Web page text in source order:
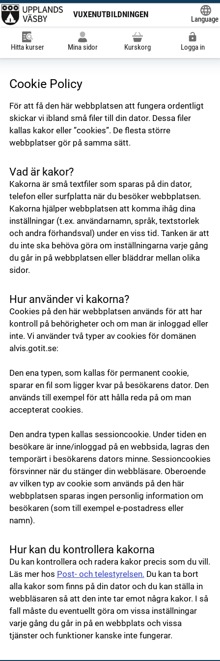
VUXENUTBILDNINGEN
Language
Hitta kurser Mina sidor Kurskorg Logga in
Cookie Policy
För att få den här webbplatsen att fungera ordentligt
skickar vi ibland små filer till din dator. Dessa filer
kallas kakor eller ”cookies”. De flesta större
webbplatser gör på samma sätt.
Vad är kakor?
Kakorna är små textfiler som sparas på din dator,
telefon eller surfplatta när du besöker webbplatsen.
Kakorna hjälper webbplatsen att komma ihåg dina
inställningar (t.ex. användarnamn, språk, textstorlek
och andra förhandsval) under en viss tid. Tanken är att
du inte ska behöva göra om inställningarna varje gång
du går in på webbplatsen eller bläddrar mellan olika
sidor.
Hur använder vi kakorna?
Cookies på den här webbplatsen används för att har
kontroll på behörigheter och om man är inloggad eller
inte. Vi använder två typer av cookies för domänen
alvis.gotit.se:
Den ena typen, som kallas för permanent cookie,
sparar en fil som ligger kvar på besökarens dator. Den
används till exempel för att hålla reda på om man
accepterat cookies.
Den andra typen kallas sessioncookie. Under tiden en
besökare är inne/inloggad på en webbsida, lagras den
temporärt i besökarens dators minne. Sessioncookies
försvinner när du stänger din webbläsare. Oberoende
av vilken typ av cookie som används på den här
webbplatsen sparas ingen personlig information om
besökaren (som till exempel e-postadress eller
namn).
Hur kan du kontrollera kakorna
Du kan kontrollera och radera kakor precis som du vill.
Läs mer hos Post- och telestyrelsen. Du kan ta bort
alla kakor som finns på din dator och du kan ställa in
webbläsaren så att den inte tar emot några kakor. I så
fall måste du eventuellt göra om vissa inställningar
varje gång du går in på en webbplats och vissa
tjänster och funktioner kanske inte fungerar.